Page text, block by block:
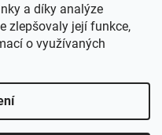
a díky analýze
zlepšovaly její funkce,
o využívaných
/ D2=6,0 / L1=50 / L2=10,0